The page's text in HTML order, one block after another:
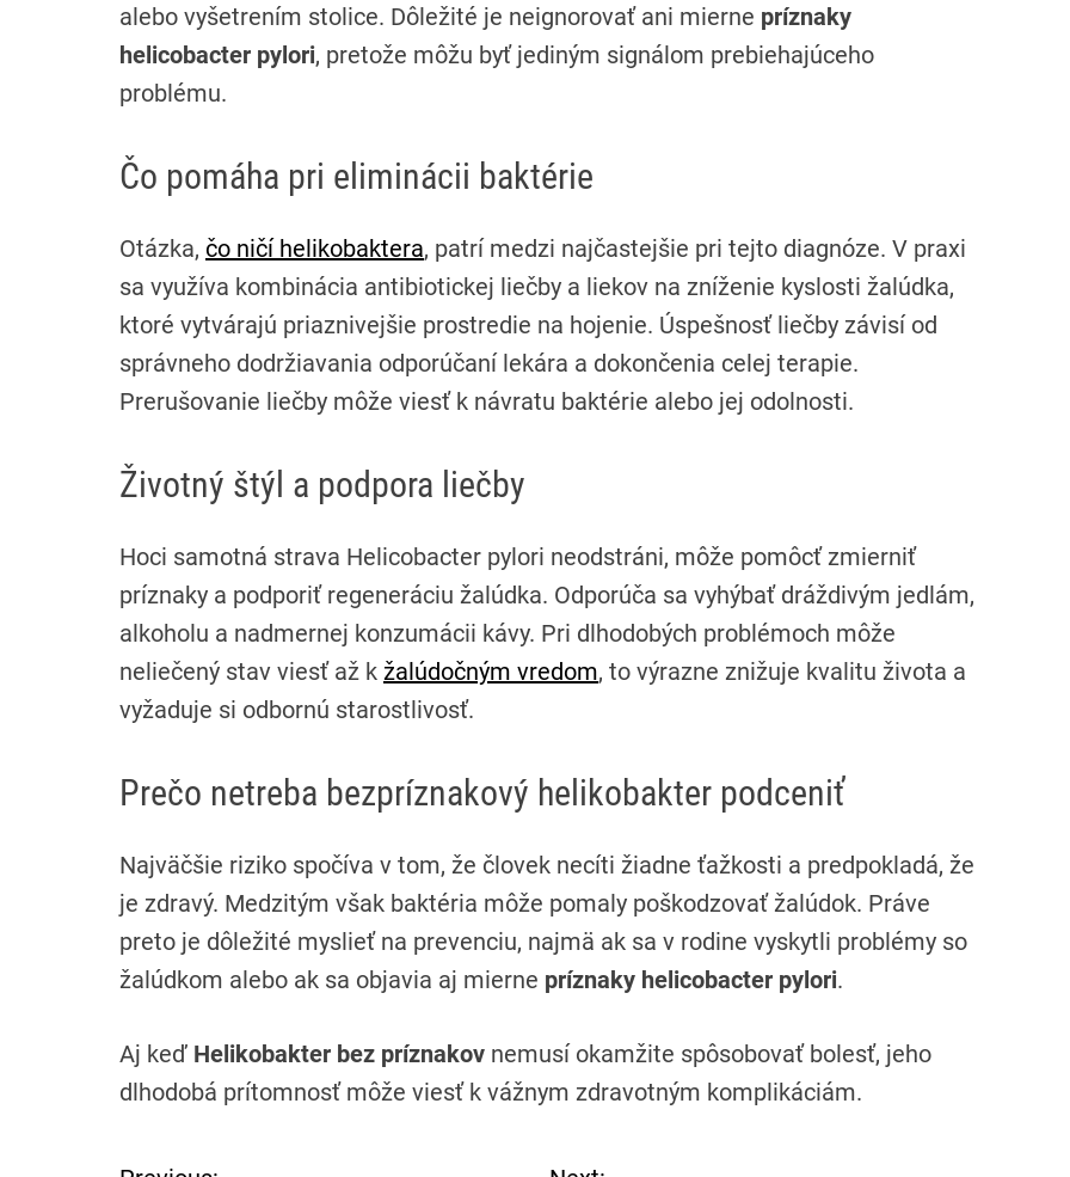
alebo vyšetrením stolice. Dôležité je neignorovať ani mierne príznaky
helicobacter pylori, pretože môžu byť jediným signálom prebiehajúceho
problému.
Čo pomáha pri eliminácii baktérie
Otázka, čo ničí helikobaktera, patrí medzi najčastejšie pri tejto diagnóze. V praxi
sa využíva kombinácia antibiotickej liečby a liekov na zníženie kyslosti žalúdka,
ktoré vytvárajú priaznivejšie prostredie na hojenie. Úspešnosť liečby závisí od
správneho dodržiavania odporúčaní lekára a dokončenia celej terapie.
Prerušovanie liečby môže viesť k návratu baktérie alebo jej odolnosti.
Životný štýl a podpora liečby
Hoci samotná strava Helicobacter pylori neodstráni, môže pomôcť zmierniť
príznaky a podporiť regeneráciu žalúdka. Odporúča sa vyhýbať dráždivým jedlám,
alkoholu a nadmernej konzumácii kávy. Pri dlhodobých problémoch môže
neliečený stav viesť až k žalúdočným vredom, to výrazne znižuje kvalitu života a
vyžaduje si odbornú starostlivosť.
Prečo netreba bezpríznakový helikobakter podceniť
Najväčšie riziko spočíva v tom, že človek necíti žiadne ťažkosti a predpokladá, že
je zdravý. Medzitým však baktéria môže pomaly poškodzovať žalúdok. Práve
preto je dôležité myslieť na prevenciu, najmä ak sa v rodine vyskytli problémy so
žalúdkom alebo ak sa objavia aj mierne príznaky helicobacter pylori.
Aj keď Helikobakter bez príznakov nemusí okamžite spôsobovať bolesť, jeho
dlhodobá prítomnosť môže viesť k vážnym zdravotným komplikáciám.